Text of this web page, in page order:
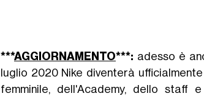
***AGGIORNAMENTO***: adesso è
luglio 2020 Nike diventerà
femminile, dell'Academy, dello staff